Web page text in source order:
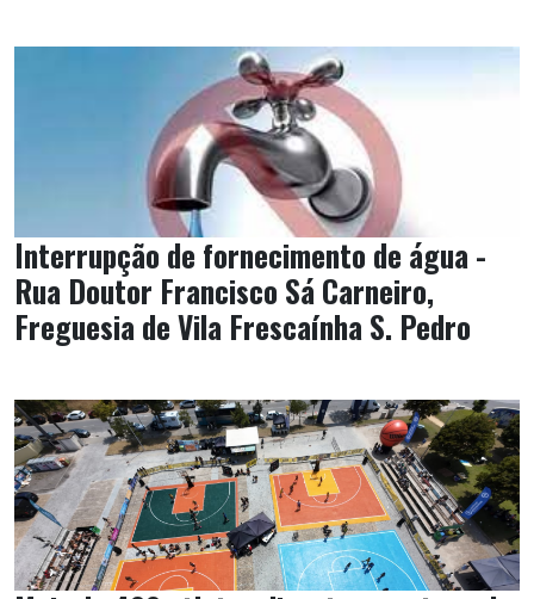
Interrupção de fornecimento de água -
Rua Doutor Francisco Sá Carneiro,
Freguesia de Vila Frescaínha S. Pedro